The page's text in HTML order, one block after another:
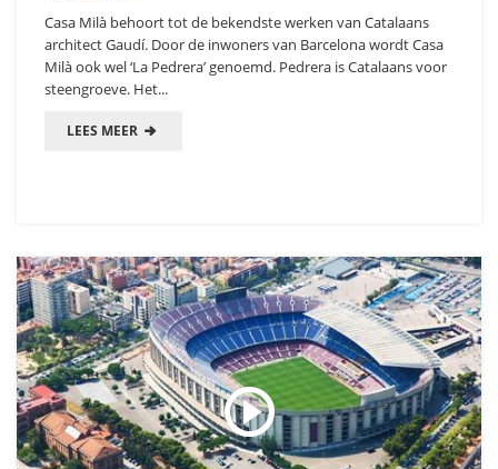
Casa Milà behoort tot de bekendste werken van Catalaans
architect Gaudí. Door de inwoners van Barcelona wordt Casa
Milà ook wel ‘La Pedrera’ genoemd. Pedrera is Catalaans voor
steengroeve. Het...
LEES MEER